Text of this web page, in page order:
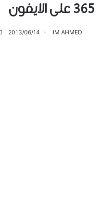
365 على الايفون
IM AHMED
2013/06/14